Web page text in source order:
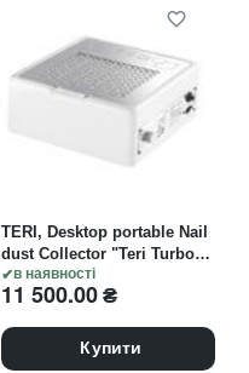
в наявності
TERI, Desktop portable Nail
dust Collector "Teri Turbo
M", Витяжка настільна,
біла зі сталевою решіткою
11 500.00₴
Купити